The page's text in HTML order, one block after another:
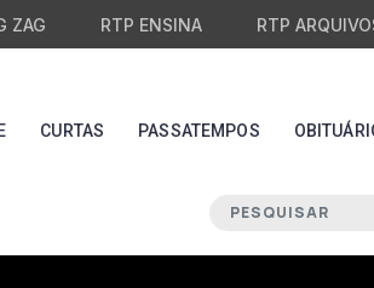
ZAG RTP ENSINA RTP
CURTAS PASSATEMPOS